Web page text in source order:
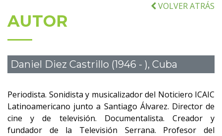
VOLVER ATRÁS
AUTOR
Daniel Diez Castrillo (1946 - ), Cuba
Periodista. Sonidista y musicalizador del Noticiero ICAIC
Latinoamericano junto a Santiago Álvarez. Director de
cine y de televisión. Documentalista. Creador y
fundador de la Televisión Serrana. Profesor del